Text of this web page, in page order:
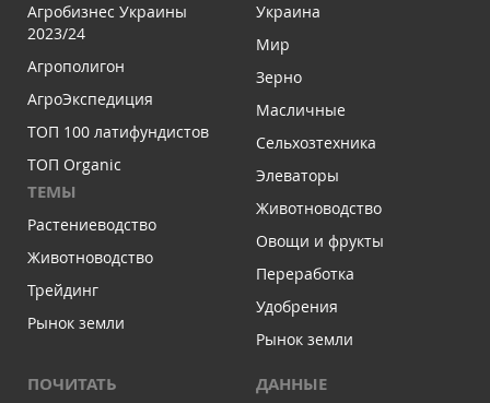
Агробизнес Украины
2023/24
Агрополигон
АгроЭкспедиция
ТОП 100 латифундистов
ТОП Organic
ТЕМЫ
Растениеводство
Животноводство
Трейдинг
Рынок земли
Украина
Мир
Зерно
Масличные
Сельхозтехника
Элеваторы
Животноводство
Овощи и фрукты
Переработка
Удобрения
Рынок земли
ПОЧИТАТЬ ДАННЫЕ